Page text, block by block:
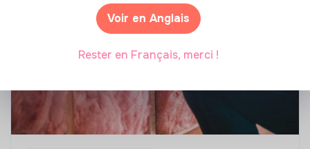
Voir en Anglais
Rester en Français, merci !